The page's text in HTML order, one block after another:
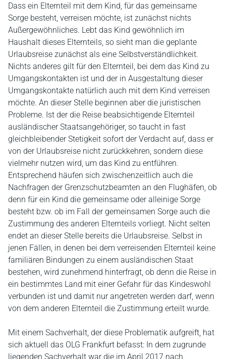
Dass ein Elternteil mit dem Kind, für das gemeinsame
Sorge besteht, verreisen möchte, ist zunächst nichts
Außergewöhnliches. Lebt das Kind gewöhnlich im
Haushalt dieses Elternteils, so sieht man die geplante
Urlaubsreise zunächst als eine Selbstverständlichkeit.
Nichts anderes gilt für den Elternteil, bei dem das Kind zu
Umgangskontakten ist und der in Ausgestaltung dieser
Umgangskontakte natürlich auch mit dem Kind verreisen
möchte. An dieser Stelle beginnen aber die juristischen
Probleme. Ist der die Reise beabsichtigende Elternteil
ausländischer Staatsangehöriger, so taucht in fast
gleichbleibender Stetigkeit sofort der Verdacht auf, dass er
von der Urlaubsreise nicht zurückkehren, sondern diese
vielmehr nutzen wird, um das Kind zu entführen.
Entsprechend häufen sich zwischenzeitlich auch die
Nachfragen der Grenzschutzbeamten an den Flughäfen, ob
denn für ein Kind die gemeinsame oder alleinige Sorge
besteht bzw. ob im Fall der gemeinsamen Sorge auch die
Zustimmung des anderen Elternteils vorliegt. Nicht selten
endet an dieser Stelle bereits die Urlaubsreise. Selbst in
jenen Fällen, in denen bei dem verreisenden Elternteil keine
familiären Bindungen zu einem ausländischen Staat
bestehen, wird zunehmend hinterfragt, ob denn die Reise in
ein bestimmtes Land mit einer Gefahr für das Kindeswohl
verbunden ist und damit nur angetreten werden darf, wenn
von dem anderen Elternteil die Zustimmung erteilt wurde.
Mit einem Sachverhalt, der diese Problematik aufgreift, hat
sich aktuell das OLG Frankfurt befasst: In dem zugrunde
liegenden Sachverhalt war die im April 2017 nach